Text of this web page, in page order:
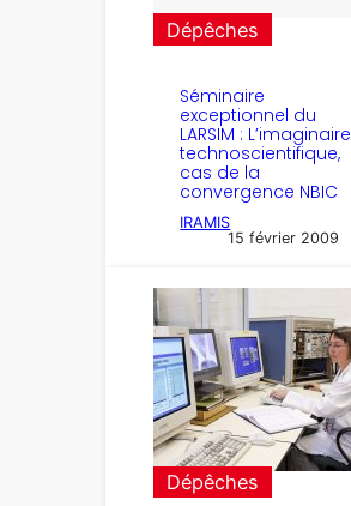
Dépêches
Séminaire
exceptionnel du
LARSIM : L’imaginaire
technoscientifique,
cas de la
convergence NBIC
IRAMIS
15 février 2009
Dépêches